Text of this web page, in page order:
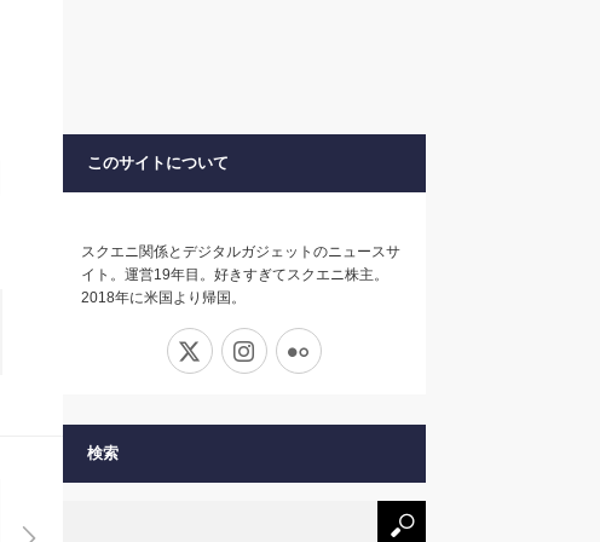
このサイトについて
スクエニ関係とデジタルガジェットのニュースサ
イト。運営19年目。好きすぎてスクエニ株主。
2018年に米国より帰国。
Instagram
検索